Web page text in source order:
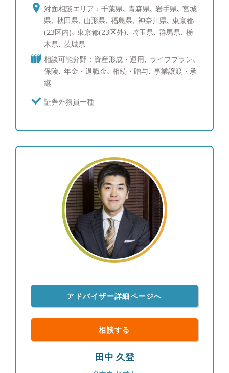
ていければと思います。 【以下のようなことを感
じたことがある方、是非一度ご相談ください】 ・
お金の不安を先延ばしにしてしまっている ・貯蓄
を考えているが、なかなか上手く貯められない ・
将来必要になるかもしれないお金の金額が分からな
い ・月々の支出の管理に苦手意識がある ・そもそ
も何を相談したらよいかわからない 【趣味】 キャ
ンプ（一年を通してキャンプに行っております。キ
ャンプ好きな方、是非キャンプ話を交えてお話しし
対面相談エリア：千葉県､ 青森県､ 岩手県､ 宮城
県､ 秋田県､ 山形県､ 福島県､ 神奈川県､ 東京都
(23区内)､ 東京都(23区外)､ 埼玉県､ 群馬県､ 栃
木県､ 茨城県
相談可能分野：資産形成・運用､ ライフプラン､
保険､ 年金・退職金､ 相続・贈与､ 事業譲渡・承
継
証券外務員一種
アドバイザー詳細ページへ
相談する
田中 久登